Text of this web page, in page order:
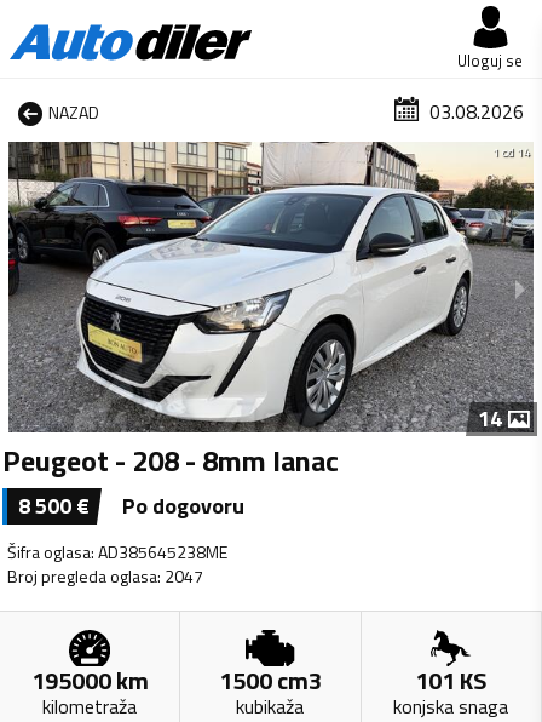
Uloguj se
NAZAD 03.08.2026
1 od 14
14
Peugeot - 208 - 8mm lanac
8 500€ Po dogovoru
Šifra oglasa:AD385645238ME
Broj pregleda oglasa: 2047
195000km
kilometraža
1500cm3
kubikaža
101 KS
konjska snaga